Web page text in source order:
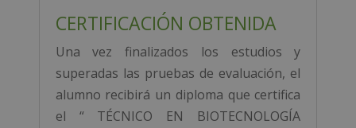
CERTIFICACIÓN OBTENIDA
Una vez finalizados los estudios y
superadas las pruebas de evaluación, el
alumno recibirá un diploma que certifica
el “ TÉCNICO EN BIOTECNOLOGÍA